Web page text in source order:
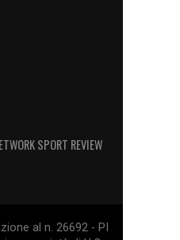
SPORT REVIEW
al n. 26692 - PI